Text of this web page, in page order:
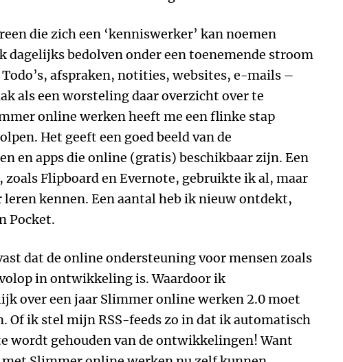
die zich een ‘kenniswerker’ kan noemen
dagelijks bedolven onder een toenemende stroom
afspraken, notities, websites, e-mails –
als een worsteling daar overzicht over te
online werken heeft me een flinke stap
Het geeft een goed beeld van de
en apps die online (gratis) beschikbaar zijn. Een
zoals Flipboard en Evernote, gebruikte ik al, maar
leren kennen. Een aantal heb ik nieuw ontdekt,
Pocket.
dat de online ondersteuning voor mensen zoals
in ontwikkeling is. Waardoor ik
over een jaar Slimmer online werken 2.0 moet
Of ik stel mijn RSS-feeds zo in dat ik automatisch
wordt gehouden van de ontwikkelingen! Want